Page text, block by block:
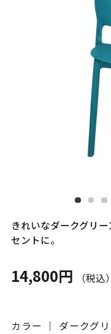
きれいなダークグリ
セントに。
14,800円 （税込）
カラー ｜ ダークグ